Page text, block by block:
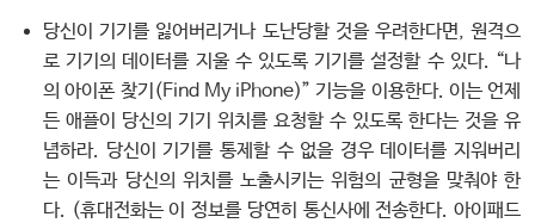
당신이 기기를 잃어버리거나 도난당할 것을 우려한다면, 원격으
로 기기의 데이터를 지울 수 있도록 기기를 설정할 수 있다. “나
의 아이폰 찾기(Find My iPhone)” 기능을 이용한다. 이는 언제
든 애플이 당신의 기기 위치를 요청할 수 있도록 한다는 것을 유
념하라. 당신이 기기를 통제할 수 없을 경우 데이터를 지워버리
는 이득과 당신의 위치를 노출시키는 위험의 균형을 맞춰야 한
다. (휴대전화는 이 정보를 당연히 통신사에 전송한다. 아이패드